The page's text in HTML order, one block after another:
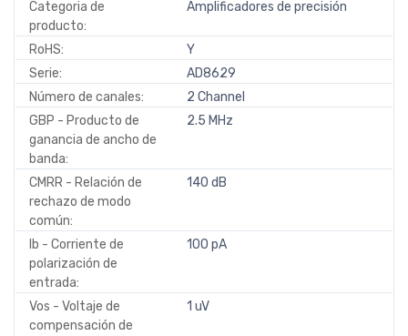
Categoria de
producto:
Amplificadores de precisión
RoHS:
Y
Serie:
AD8629
Número de canales:
2 Channel
GBP - Producto de
ganancia de ancho de
banda:
2.5 MHz
CMRR - Relación de
rechazo de modo
común:
140 dB
Ib - Corriente de
polarización de
entrada:
100 pA
Vos - Voltaje de
compensación de
1 uV